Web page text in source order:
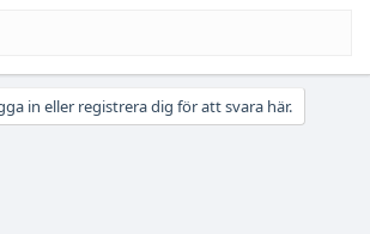
in eller registrera dig för att svara här.